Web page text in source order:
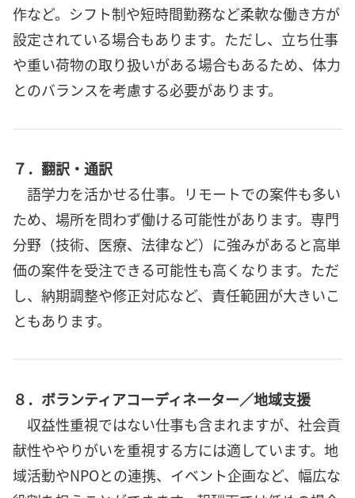
作など。シフト制や短時間勤務など柔軟な働き方が
設定されている場合もあります。ただし、立ち仕事
や重い荷物の取り扱いがある場合もあるため、体力
とのバランスを考慮する必要があります。
７．翻訳・通訳
語学力を活かせる仕事。リモートでの案件も多い
ため、場所を問わず働ける可能性があります。専門
分野（技術、医療、法律など）に強みがあると高単
価の案件を受注できる可能性も高くなります。ただ
し、納期調整や修正対応など、責任範囲が大きいこ
ともあります。
８．ボランティアコーディネーター／地域支援
収益性重視ではない仕事も含まれますが、社会貢
献性ややりがいを重視する方には適しています。地
域活動やNPOとの連携、イベント企画など、幅広な